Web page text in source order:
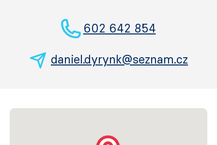
602 642 854
daniel.dyrynk@seznam.cz